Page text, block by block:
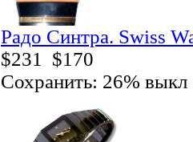
Радо Синтра. Swiss
$231
$170
Сохранить: 26% выкл